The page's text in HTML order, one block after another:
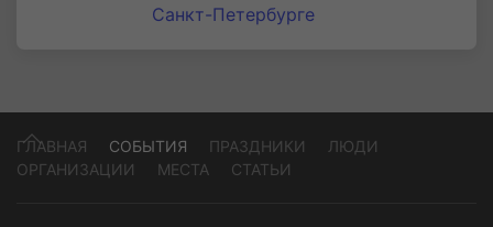
Санкт-Петербурге
ГЛАВНАЯ СОБЫТИЯ ПРАЗДНИКИ
ЛЮДИ
ОРГАНИЗАЦИИ
МЕСТА СТАТЬИ